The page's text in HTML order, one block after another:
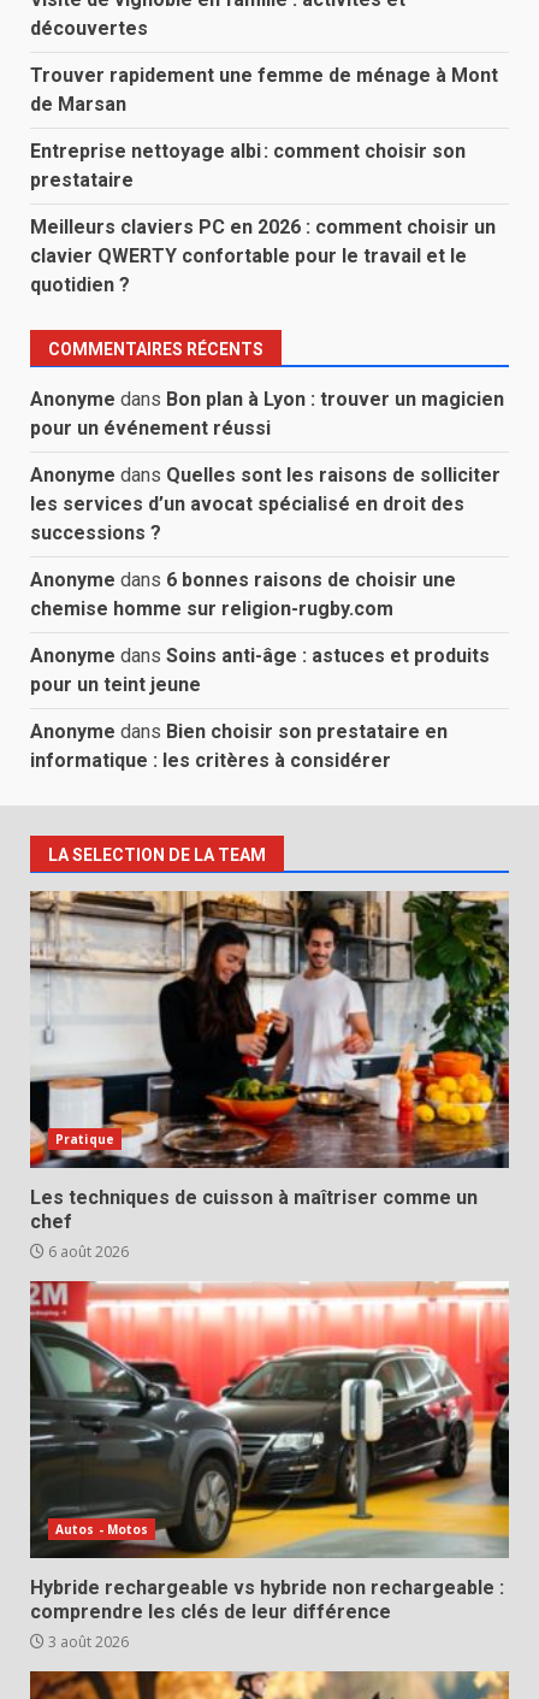
découvertes
Trouver rapidement une femme de ménage à Mont
de Marsan
Entreprise nettoyage albi : comment choisir son
prestataire
Meilleurs claviers PC en 2026 : comment choisir un
clavier QWERTY confortable pour le travail et le
quotidien ?
COMMENTAIRES RÉCENTS
Anonyme dans Bon plan à Lyon : trouver un magicien
pour un événement réussi
Anonyme dans Quelles sont les raisons de solliciter
les services d’un avocat spécialisé en droit des
successions ?
Anonyme dans 6 bonnes raisons de choisir une
chemise homme sur religion-rugby.com
Anonyme dans Soins anti-âge : astuces et produits
pour un teint jeune
Anonyme dans Bien choisir son prestataire en
informatique : les critères à considérer
LA SELECTION DE LA TEAM
Pratique
Les techniques de cuisson à maîtriser comme un
chef
6 août 2026
Autos - Motos
Hybride rechargeable vs hybride non rechargeable :
comprendre les clés de leur différence
3 août 2026